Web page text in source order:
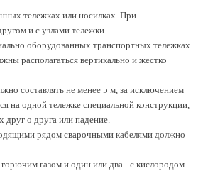
тележках или носилках. При
и с узлами тележки.
оборудованных транспортных тележках.
располагаться вертикально и жестко
составлять не менее 5 м, за исключением
на одной тележке специальной конструкции,
о друга или падение.
рядом сварочными кабелями должно
газом и один или два - с кислородом